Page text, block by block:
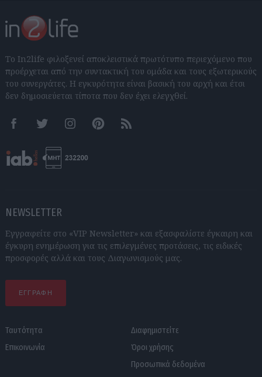
Το In2life φιλοξενεί αποκλειστικά πρωτότυπο περιεχόμενο που
προέρχεται από την συντακτική του ομάδα και τους εξωτερικούς
του συνεργάτες. Η εγκυρότητα είναι βασική του αρχή και έτσι
δεν δημοσιεύεται τίποτα που δεν έχει ελεγχθεί.
FacebookTwitter InstagramPinterestRSS feeds
NEWSLETTER
Εγγραφείτε στο «VIP Newsletter» και εξασφαλίστε έγκαιρη και
έγκυρη ενημέρωση για τις επιλεγμένες προτάσεις, τις ειδικές
προσφορές αλλά και τους Διαγωνισμούς μας.
ΕΓΓΡΑΦΗ
Ταυτότητα
Επικοινωνία
Διαφημιστείτε
Όροι χρήσης
Προσωπικά δεδομένα